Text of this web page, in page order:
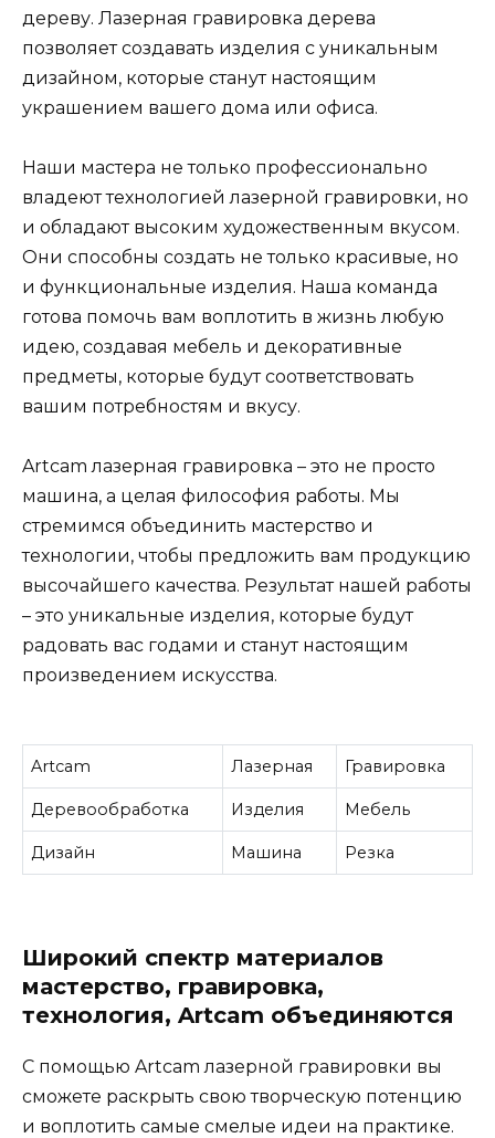
дереву. Лазерная гравировка дерева
позволяет создавать изделия с уникальным
дизайном, которые станут настоящим
украшением вашего дома или офиса.
Наши мастера не только профессионально
владеют технологией лазерной гравировки, но
и обладают высоким художественным вкусом.
Они способны создать не только красивые, но
и функциональные изделия. Наша команда
готова помочь вам воплотить в жизнь любую
идею, создавая мебель и декоративные
предметы, которые будут соответствовать
вашим потребностям и вкусу.
Artcam лазерная гравировка – это не просто
машина, а целая философия работы. Мы
стремимся объединить мастерство и
технологии, чтобы предложить вам продукцию
высочайшего качества. Результат нашей работы
– это уникальные изделия, которые будут
радовать вас годами и станут настоящим
произведением искусства.
Artcam Лазерная Гравировка
Деревообработка Изделия Мебель
Дизайн Машина Резка
Широкий спектр материалов
мастерство, гравировка,
технология, Artcam объединяются
С помощью Artcam лазерной гравировки вы
сможете раскрыть свою творческую потенцию
и воплотить самые смелые идеи на практике.